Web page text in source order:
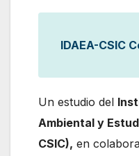
IDAEA-CSIC
Un estudio del
Ambiental y
CSIC), en